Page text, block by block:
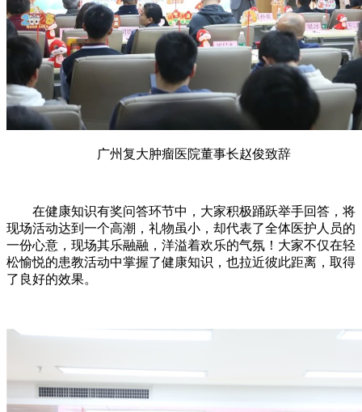
广州复大肿瘤医院董事长赵俊致辞
在健康知识有奖问答环节中，大家积极踊跃举手回答，将
现场活动达到一个高潮，礼物虽小，却代表了全体医护人员的
一份心意，现场其乐融融，洋溢着欢乐的气氛！大家不仅在轻
松愉悦的患教活动中掌握了健康知识，也拉近彼此距离，取得
了良好的效果。